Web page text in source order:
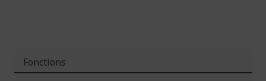
Fonctions